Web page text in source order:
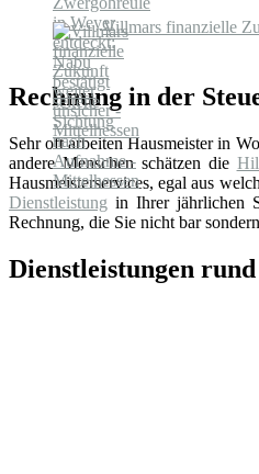
Villmars finanzielle
Rechnung in der
Sehr oft arbeiten Hausmeister in
andere Menschen schätzen die
Hausmeisterservices, egal aus
Dienstleistung in Ihrer jährlichen
Rechnung, die Sie nicht bar
Dienstleistungen